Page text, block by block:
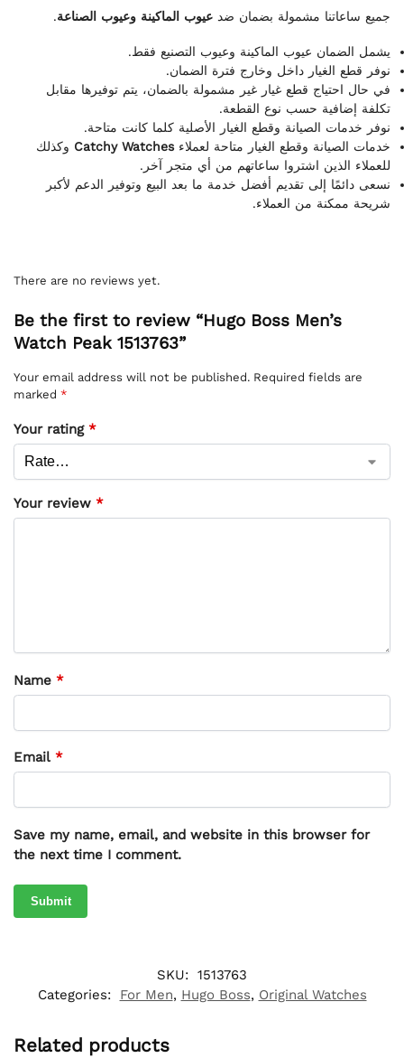
جميع ساعاتنا مشمولة بضمان ضد عيوب الماكينة وعيوب الصناعة.
يشمل الضمان عيوب الماكينة وعيوب التصنيع فقط.
نوفر قطع الغيار داخل وخارج فترة الضمان.
في حال احتياج قطع غيار غير مشمولة بالضمان، يتم توفيرها مقابل
تكلفة إضافية حسب نوع القطعة.
نوفر خدمات الصيانة وقطع الغيار الأصلية كلما كانت متاحة.
خدمات الصيانة وقطع الغيار متاحة لعملاءCatchy Watches وكذلك
للعملاء الذين اشتروا ساعاتهم من أي متجر آخر.
نسعى دائمًا إلى تقديم أفضل خدمة ما بعد البيع وتوفير الدعم لأكبر
شريحة ممكنة من العملاء.
There are no reviews yet.
Be the first to review “Hugo Boss Men’s
Watch Peak 1513763”
Your email address will not be published. Required fields are
marked *
Your rating *
Your review *
Name *
Email *
Save my name, email, and website in this browser for
the next time I comment.
SKU: 1513763
Categories:
For Men, Hugo Boss, Original Watches
Related products